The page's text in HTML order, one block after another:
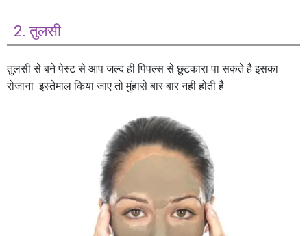
2. तुलसी
तुलसी से बने पेस्ट से आप जल्द ही पिंपल्स से छुटकारा पा सकते है इसका
रोजाना इस्तेमाल किया जाए तो मुंहासे बार बार नही होती है